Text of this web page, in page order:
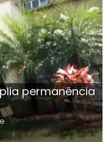
permanência